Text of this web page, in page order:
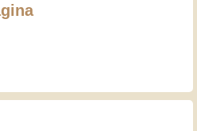
di esperienze.
insegna! Tiene attivi e
mettono nel loro
insieme, ogni giorno
per migliorare. Buon